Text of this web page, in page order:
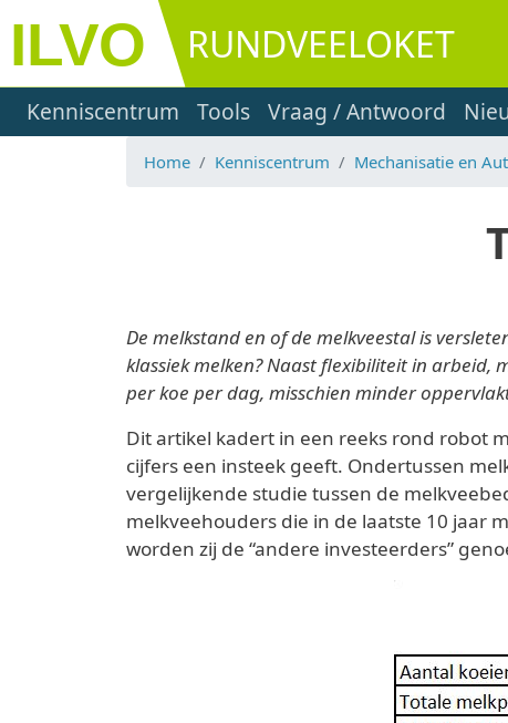
Overslaan en naar de inhoud gaan
RUNDVEELOKET
Main navigation
Kenniscentrum Tools Vraag / Antwoord
Home Kenniscentrum Mechanisatie en
De melkstand en of de melkveestal is
klassiek melken? Naast flexibiliteit in arbeid,
per koe per dag, misschien minder
Dit artikel kadert in een reeks rond robot
cijfers een insteek geeft. Ondertussen
vergelijkende studie tussen de
melkveehouders die in de laatste 10 jaar
worden zij de “andere investeerders”